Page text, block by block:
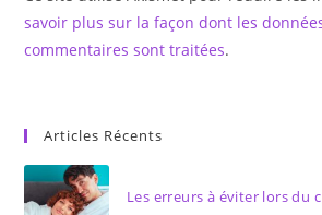
savoir plus sur la façon dont les
commentaires sont traitées.
Articles Récents
Les erreurs à éviter lors du